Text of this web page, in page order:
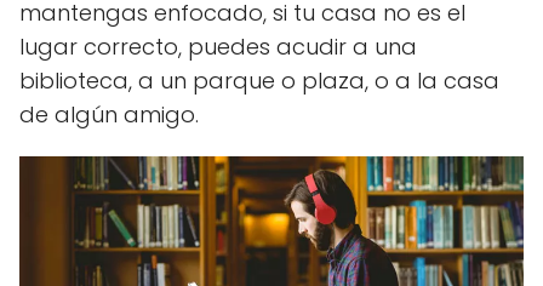
mantengas enfocado, si tu casa no es el
lugar correcto, puedes acudir a una
biblioteca, a un parque o plaza, o a la casa
de algún amigo.